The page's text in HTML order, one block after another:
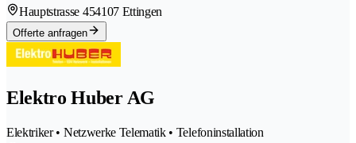
Hauptstrasse 454107 Ettingen
Offerte anfragen
Elektro Huber AG
Elektriker • Netzwerke Telematik • Telefoninstallation